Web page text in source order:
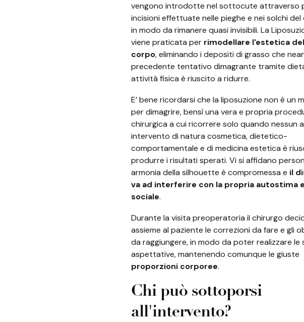
vengono introdotte nel sottocute attraverso
incisioni effettuate nelle pieghe e nei solchi
in modo da rimanere quasi invisibili. La
viene praticata per rimodellare l'estetica del
corpo, eliminando i depositi di grasso che
precedente tentativo dimagrante tramite
attività fisica è riuscito a ridurre.
E’ bene ricordarsi che la liposuzione non è un
per dimagrire, bensì una vera e propria
chirurgica a cui ricorrere solo quando nessun
intervento di natura cosmetica, dietetico-
comportamentale e di medicina estetica è
produrre i risultati sperati. Vi si affidano
armonia della silhouette è compromessa e il
va ad interferire con la propria autostima
sociale.
Durante la visita preoperatoria il chirurgo
assieme al paziente le correzioni da fare e gli
da raggiungere, in modo da poter realizzare le
aspettative, mantenendo comunque le giuste
proporzioni corporee.
Chi può sottoporsi
all'intervento?